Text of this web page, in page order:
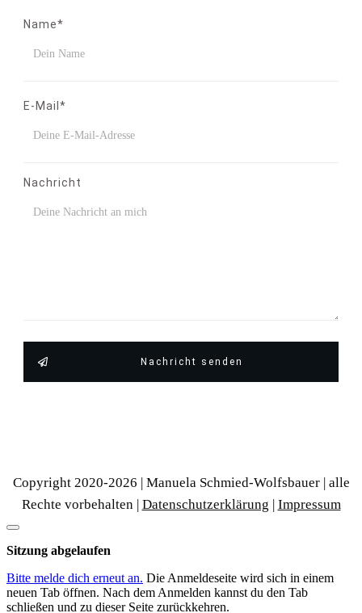
Name*
E-Mail*
Nachricht
Nachricht senden
Copyright 2020-2026 | Manuela Schmied-Wolfsbauer | alle
Rechte vorbehalten | Datenschutzerklärung | Impressum
Dialog
schließen
Sitzung abgelaufen
Bitte melde dich erneut an. Die Anmeldeseite wird sich in einem
neuen Tab öffnen. Nach dem Anmelden kannst du den Tab
schließen und zu dieser Seite zurückkehren.